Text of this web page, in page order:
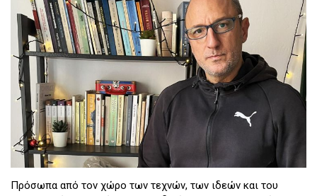
Πρόσωπα από τον χώρο των τεχνών, των ιδεών και του